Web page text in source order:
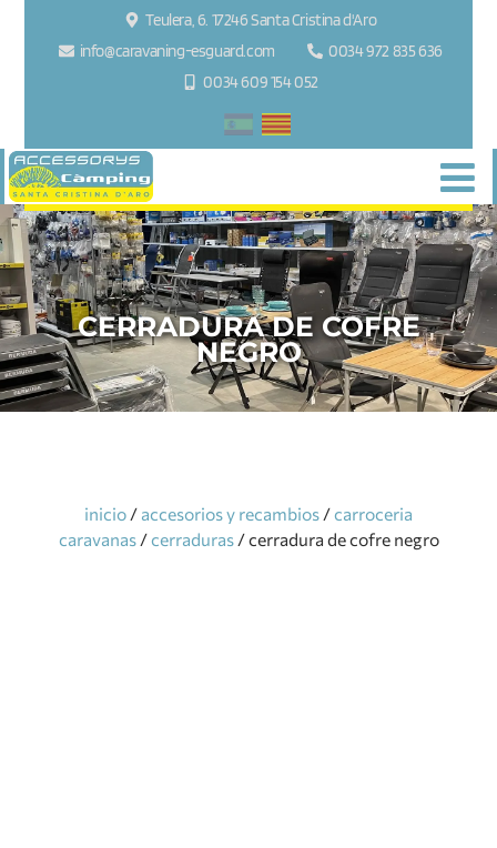
Teulera, 6. 17246 Santa Cristina d'Aro
info@caravaning-esguard.com
0034 972 835 636
0034 609 154 052
CERRADURA DE COFRE
NEGRO
inicio / accesorios y recambios /carroceria
caravanas/cerraduras/ cerradura de cofre negro